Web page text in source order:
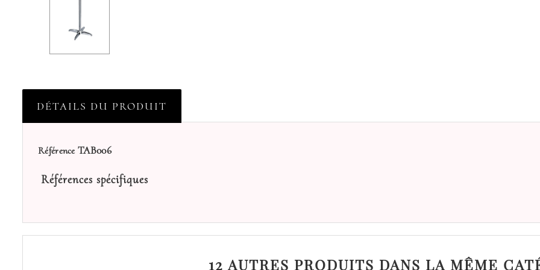
DÉTAILS DU PRODUIT
Référence TAB006
Références spécifiques
12 AUTRES PRODUITS DANS LA MÊME